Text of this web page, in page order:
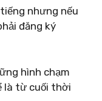
nhưng nếu
đăng ký
hình chạm
là từ cuối thời